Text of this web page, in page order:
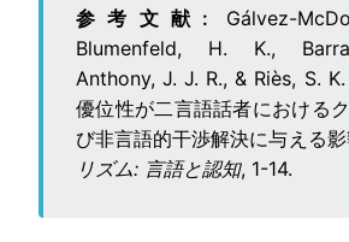
参考文献: Gálvez-
Blumenfeld, H. K.,
Anthony, J. J. R., & Riès, S.
優位性が二言語話者における
び非言語的干渉解決に与える影
リズム: 言語と認知, 1-14.